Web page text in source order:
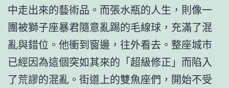
中走出來的藝術品。而張水瓶的人生，則像一
團被獅子座暴君隨意亂踢的毛線球，充滿了混
亂與錯位。他衝到窗邊，往外看去。整座城市
已經因為這個突如其來的「超級修正」而陷入
了荒謬的混亂。街道上的雙魚座們，開始不受